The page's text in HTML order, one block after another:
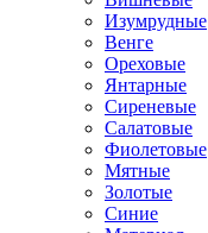
Изумрудные
Венге
Ореховые
Янтарные
Сиреневые
Салатовые
Фиолетовые
Мятные
Золотые
Синие